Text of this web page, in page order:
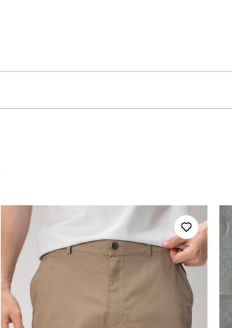
100% поліестер